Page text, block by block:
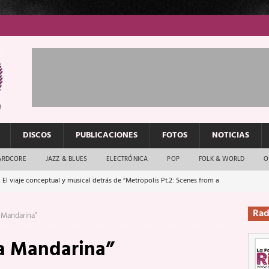
DISCOS PUBLICACIONES FOTOS NOTICIAS
JAZZ & BLUES ELECTRÓNICA POP FOLK & WORLD
El viaje conceptual y musical detrás de “Metropolis Pt.2: Scenes from a
El rock urbano sigue en buenas manos
que van a escucharte te saludan
ENTREVISTAS
Mandarina”